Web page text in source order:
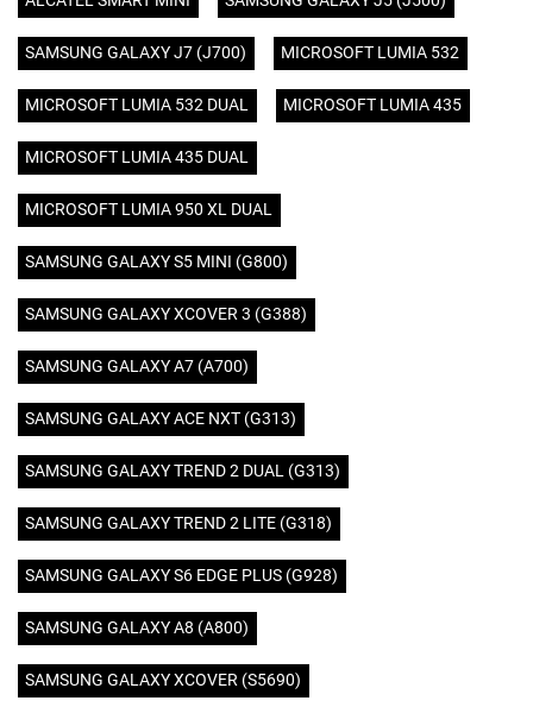
SAMSUNG GALAXY J7 (J700) MICROSOFT LUMIA 532
MICROSOFT LUMIA 532 DUAL MICROSOFT LUMIA 435
MICROSOFT LUMIA 435 DUAL
MICROSOFT LUMIA 950 XL DUAL
SAMSUNG GALAXY S5 MINI (G800)
SAMSUNG GALAXY XCOVER 3 (G388)
SAMSUNG GALAXY A7 (A700)
SAMSUNG GALAXY ACE NXT (G313)
SAMSUNG GALAXY TREND 2 DUAL (G313)
SAMSUNG GALAXY TREND 2 LITE (G318)
SAMSUNG GALAXY S6 EDGE PLUS (G928)
SAMSUNG GALAXY A8 (A800)
SAMSUNG GALAXY XCOVER (S5690)